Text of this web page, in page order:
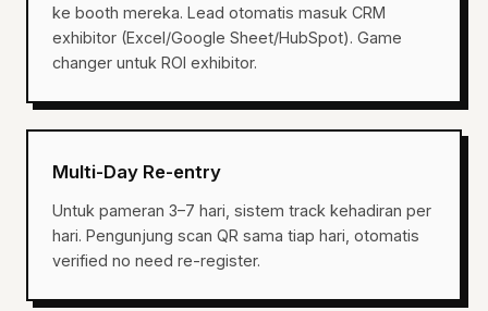
ke booth mereka. Lead otomatis masuk CRM
exhibitor (Excel/Google Sheet/HubSpot). Game
changer untuk ROI exhibitor.
Multi-Day Re-entry
Untuk pameran 3–7 hari, sistem track kehadiran per
hari. Pengunjung scan QR sama tiap hari, otomatis
verified no need re-register.